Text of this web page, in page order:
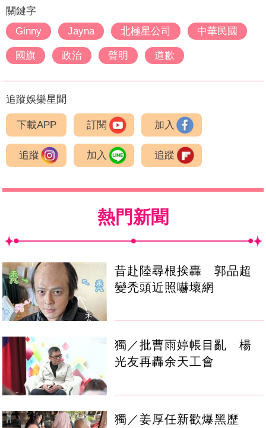
關鍵字
Ginny
Jayna 北極星公司 中華民國
國旗 政治 聲明 道歉
追蹤娛樂星聞
下載APP 訂閱 加入
追蹤 加入 追蹤
熱門新聞
昔赴陸尋根挨轟 郭品超
變禿頭近照嚇壞網
獨／批曹雨婷帳目亂 楊
光友再轟余天工會
獨／姜厚任新歡爆黑歷